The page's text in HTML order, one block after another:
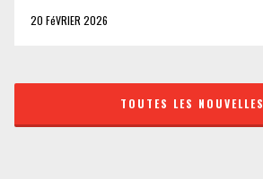
20 FéVRIER 2026
TOUTES LES NOUVELLES